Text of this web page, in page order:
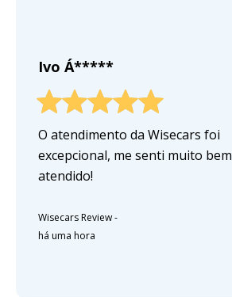
Ivo Á*****
O atendimento da Wisecars foi
excepcional, me senti muito bem
atendido!
Wisecars Review-
há uma hora